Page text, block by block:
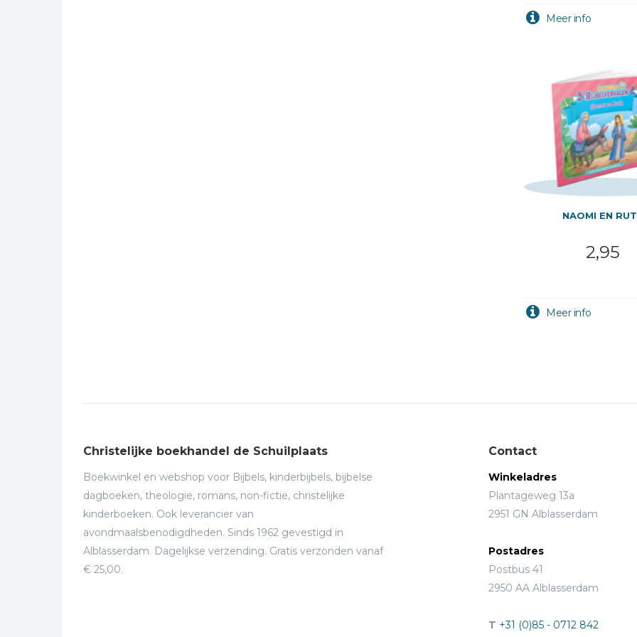
NAOMI EN
2,95
Christelijke boekhandel de Schuilplaats
Boekwinkel en webshop voor Bijbels, kinderbijbels, bijbelse
dagboeken, theologie, romans, non-fictie, christelijke
kinderboeken. Ook leverancier van
avondmaalsbenodigdheden. Sinds 1962 gevestigd in
Alblasserdam. Dagelijkse verzending. Gratis verzonden vanaf
€ 25,00.
Contact
Winkeladres
Plantageweg 13a
2951 GN Alblasserdam
Postadres
Postbus 41
2950 AA Alblasserdam
T +31 (0)85 - 0712 842